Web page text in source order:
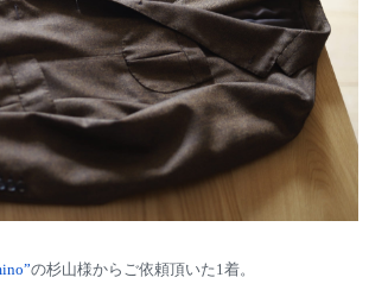
の杉山様からご依頼頂いた1着。